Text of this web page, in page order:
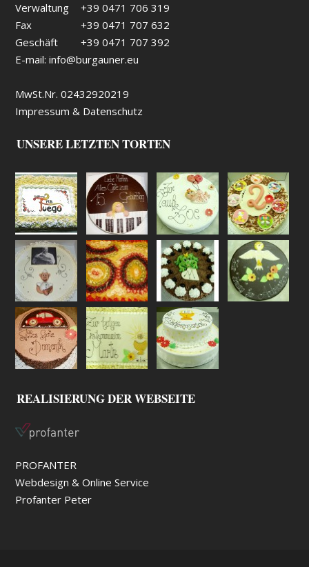
Verwaltung
+39 0471 706 319
Fax
+39 0471 707 632
Geschäft
+39 0471 707 392
E-mail:info@burgauner.eu
MwSt.Nr. 02432920219
Impressum & Datenschutz
UNSERE LETZTEN TORTEN
REALISIERUNG DER WEBSEITE
PROFANTER
Webdesign & Online Service
Profanter Peter